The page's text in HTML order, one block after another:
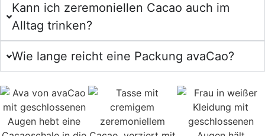
Kann ich zeremoniellen Cacao auch im
Alltag trinken?
Wie lange reicht eine Packung avaCao?